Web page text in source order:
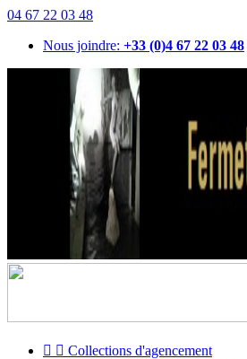
04 67 22 03 48
Nous joindre: +33 (0)4 67 22 03 48
  Collections d'agencement